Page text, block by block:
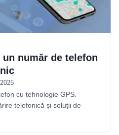
număr de telefon
cu tehnologie GPS.
telefonică și soluții de